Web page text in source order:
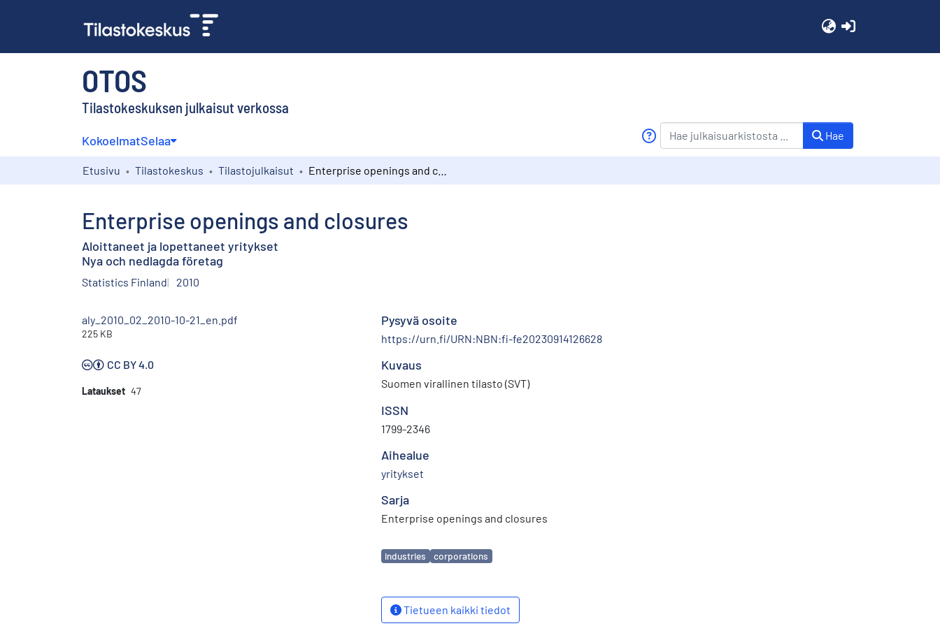
OTOS
Tilastokeskuksen julkaisut verkossa
KokoelmatSelaa Hae
Etusivu Tilastokeskus Tilastojulkaisut
Enterprise openings and closures
Aloittaneet ja lopettaneet yritykset
Nya och nedlagda företag
Statistics Finland 2010
aly_2010_02_2010-10-21_en.pdf
225 KB
CC BY 4.0
Lataukset 47
Pysyvä osoite
https://urn.fi/URN:NBN:fi-fe20230914126628
Kuvaus
Suomen virallinen tilasto (SVT)
ISSN
1799-2346
Aihealue
yritykset
Sarja
Enterprise openings and closures
Avainsanat
industries corporations
Tietueen kaikki tiedot